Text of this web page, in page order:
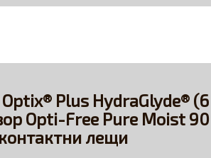
Plus HydraGlyde® (6
Opti-Free Pure Moist 90
лещи